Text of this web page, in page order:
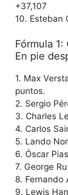
+37,107
10. Esteban
Fórmula
En pie
1. Max
puntos.
2. Sergio
3. Charles
4. Carlos
5. Lando
6. Óscar
7. George
8. Fernando
9. Lewis